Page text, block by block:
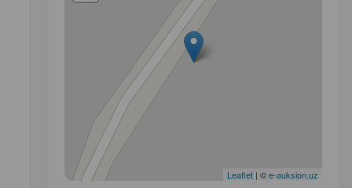
Leaflet| ©e-auksion.uz